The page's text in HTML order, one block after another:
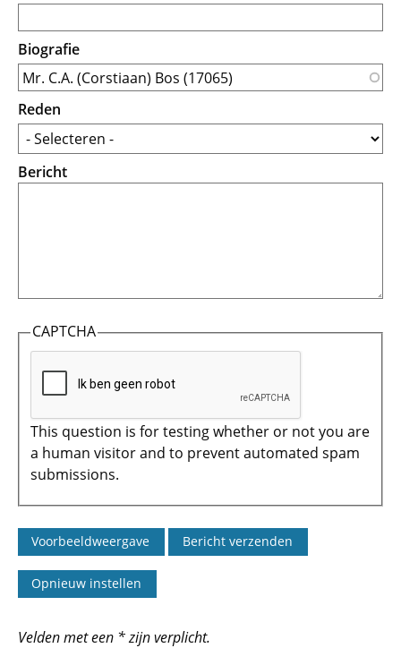
Biografie
Reden
Bericht
CAPTCHA
This question is for testing whether or not you are
a human visitor and to prevent automated spam
submissions.
Velden met een * zijn verplicht.